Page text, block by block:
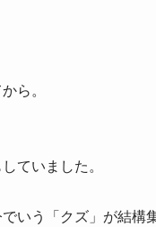
ら。
ていました。
でいう「クズ」が結構